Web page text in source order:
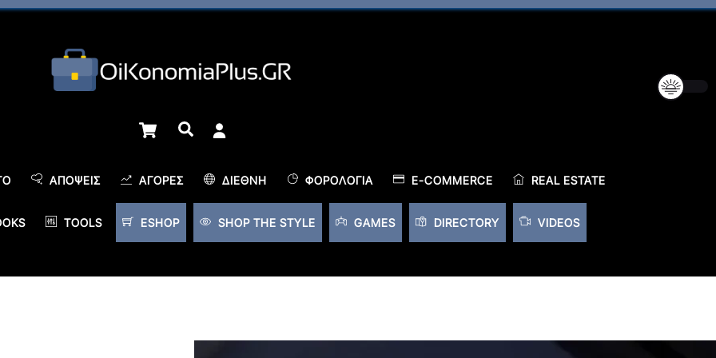
Cart Αναζήτηση
ΑΠΌΨΕΙΣ ΑΓΟΡΈΣ ΔΙΕΘΝΉ ΦΟΡΟΛΟΓΊΑ E-COMMERCE REAL ESTATE
TOOLS ESHOP SHOP THE STYLE GAMES DIRECTORY VIDEOS